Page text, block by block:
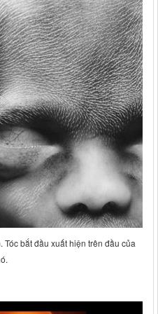
bắt đầu xuất hiện trên đầu của